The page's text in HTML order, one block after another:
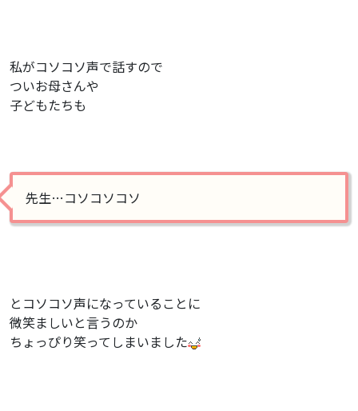
私がコソコソ声で話すので
ついお母さんや
子どもたちも
先生…コソコソコソ
とコソコソ声になっていることに
微笑ましいと言うのか
ちょっぴり笑ってしまいました